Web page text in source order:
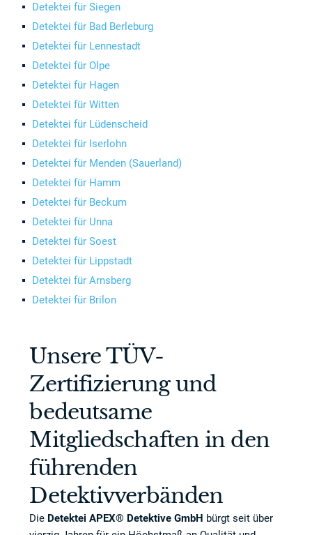
Detektei für Siegen
Detektei für Bad Berleburg
Detektei für Lennestadt
Detektei für Olpe
Detektei für Hagen
Detektei für Witten
Detektei für Lüdenscheid
Detektei für Iserlohn
Detektei für Menden (Sauerland)
Detektei für Hamm
Detektei für Beckum
Detektei für Unna
Detektei für Soest
Detektei für Lippstadt
Detektei für Arnsberg
Detektei für Brilon
Unsere TÜV-
Zertifizierung und
bedeutsame
Mitgliedschaften in den
führenden
Detektivverbänden
Die Detektei APEX® Detektive GmbH bürgt seit über